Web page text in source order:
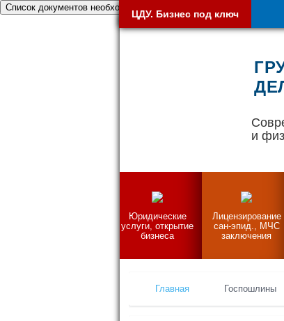
Список документов необходимых при открытии бизнеса
ЦДУ. Бизнес под ключ
и
Юридические
услуги, открытие
бизнеса
Лицензирование
сан-эпид., МЧС
заключения
Главная Госпошлины